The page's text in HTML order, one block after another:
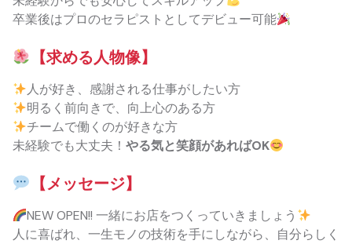
卒業後はプロのセラピストとしてデビュー可能
【求める人物像】
人が好き、感謝される仕事がしたい方
明るく前向きで、向上心のある方
チームで働くのが好きな方
未経験でも大丈夫！ やる気と笑顔があればOK
【メッセージ】
NEW OPEN!! 一緒にお店をつくっていきましょう
人に喜ばれ、一生モノの技術を手にしながら、自分らしく